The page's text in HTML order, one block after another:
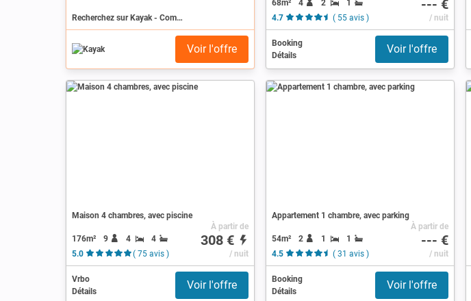
Recherchez sur Kayak - Combrit Sainte Marine
Voir l'offre
68m² 4 2
1
4.7
( 55 avis )
--- €
/ nuit
Booking
Détails
Voir l'offre
Maison 4 chambres, avec piscine
176m² 9 4
4
5.0
( 75 avis )
À partir de
308 €
/ nuit
Vrbo
Détails
Voir l'offre
Appartement 1 chambre, avec parking
54m² 2 1
1
4.5
( 31 avis )
À partir de
--- €
/ nuit
Booking
Détails
Voir l'offre